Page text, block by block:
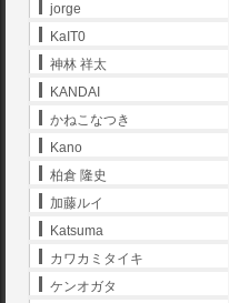
jorge
KaIT0
神林 祥太
KANDAI
かねこなつき
Kano
柏倉 隆史
加藤ルイ
Katsuma
カワカミタイキ
ケンオガタ